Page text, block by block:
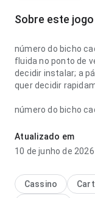
Sobre este jogo
número do bicho
fluida no ponto de
decidir instalar; a
quer decidir
número do bicho
o próximo passo. A
segura.
Atualizado em
10 de junho de 2026
Cassino